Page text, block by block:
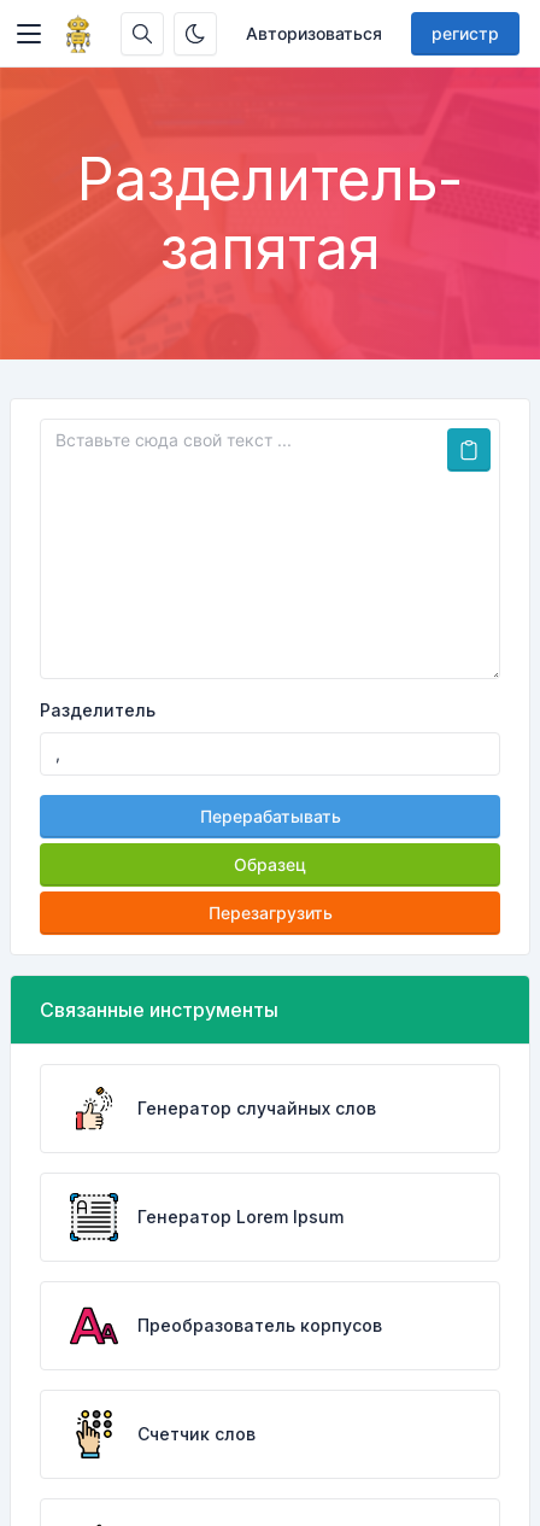
Авторизоваться регистр
Разделитель-
запятая
Разделитель
Перерабатывать
Образец
Перезагрузить
Связанные инструменты
Генератор случайных слов
Генератор Lorem Ipsum
Преобразователь корпусов
Счетчик слов